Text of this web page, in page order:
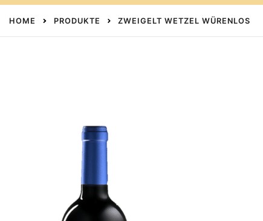
HOME PRODUKTE ZWEIGELT WETZEL WÜRENLOS